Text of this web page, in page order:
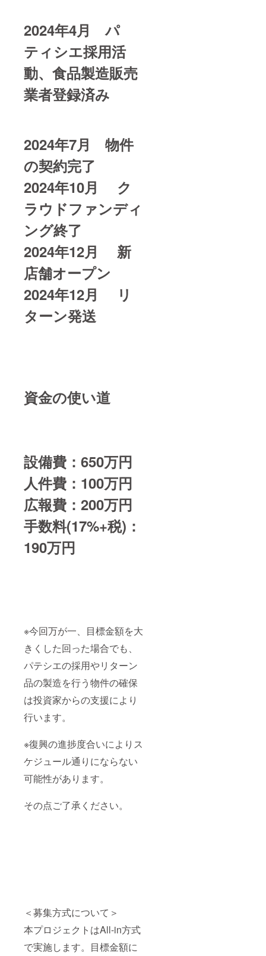
2024年4月 パ
ティシエ採用活
動、食品製造販売
業者登録済み
2024年7月 物件
の契約完了
2024年10月 ク
ラウドファンディ
ング終了
2024年12月 新
店舗オープン
2024年12月 リ
ターン発送
資金の使い道
設備費：650万円
人件費：100万円
広報費：200万円
手数料(17%+税)：
190万円
※今回万が一、目標金額を大
きくした回った場合でも、
パテシエの採用やリターン
品の製造を行う物件の確保
は投資家からの支援により
行います。
※復興の進捗度合いによりス
ケジュール通りにならない
可能性があります。
その点ご了承ください。
＜募集方式について＞
本プロジェクトはAll-in方式
で実施します。目標金額に